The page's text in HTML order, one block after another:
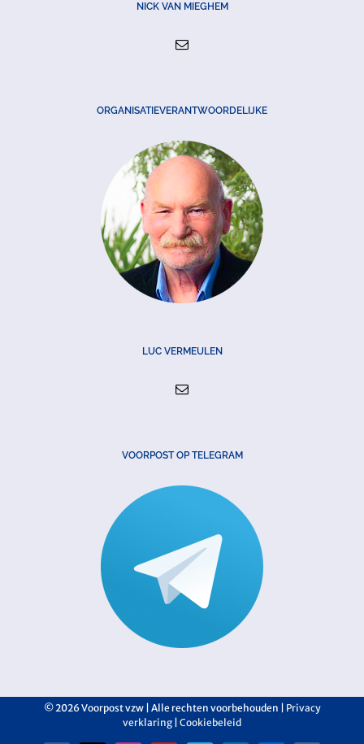
NICK VAN MIEGHEM
ORGANISATIEVERANTWOORDELIJKE
LUC VERMEULEN
VOORPOST OP TELEGRAM
©2026 Voorpost vzw | Alle rechten voorbehouden | Privacy
verklaring Cookiebeleid